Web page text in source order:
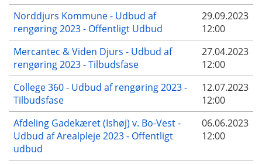
Norddjurs Kommune - Udbud af
rengøring 2023 - Offentligt Udbud
29.09.2023
12:00
Mercantec & Viden Djurs - Udbud af
rengøring 2023 - Tilbudsfase
27.04.2023
12:00
College 360 - Udbud af rengøring 2023 -
Tilbudsfase
12.07.2023
12:00
Afdeling Gadekæret (Ishøj) v. Bo-Vest -
Udbud af Arealpleje 2023 - Offentligt
udbud
06.06.2023
12:00